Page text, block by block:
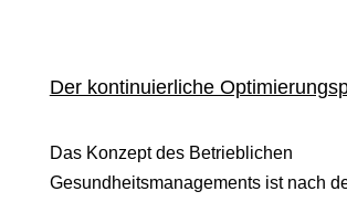
Der kontinuierliche
Das Konzept des Betrieblichen
Gesundheitsmanagements ist nach